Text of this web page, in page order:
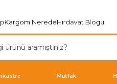
Kargom NeredeHırdavat Blogu
Mutfak